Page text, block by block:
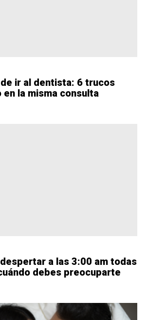
ir al dentista: 6 trucos
en la misma consulta
a las 3:00 am todas
debes preocuparte